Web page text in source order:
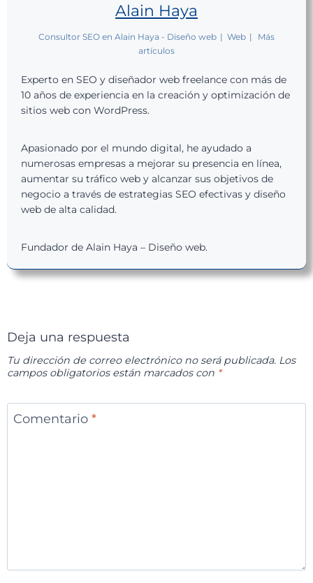
Alain Haya
Consultor SEO en Alain Haya - Diseño web | Web |
Más
artículos
Experto en SEO y diseñador web freelance con más de
10 años de experiencia en la creación y optimización de
sitios web con WordPress.
Apasionado por el mundo digital, he ayudado a
numerosas empresas a mejorar su presencia en línea,
aumentar su tráfico web y alcanzar sus objetivos de
negocio a través de estrategias SEO efectivas y diseño
web de alta calidad.
Fundador de Alain Haya – Diseño web.
Deja una respuesta
Tu dirección de correo electrónico no será publicada. Los
campos obligatorios están marcados con *
Comentario *